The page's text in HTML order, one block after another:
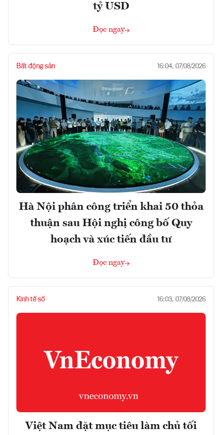
tỷ USD
Đọc ngay
Bất động sản 16:04, 07/08/2026
Hà Nội phân công triển khai 50 thỏa
thuận sau Hội nghị công bố Quy
hoạch và xúc tiến đầu tư
Đọc ngay
Kinh tế số 16:03, 07/08/2026
Việt Nam đặt mục tiêu làm chủ tối